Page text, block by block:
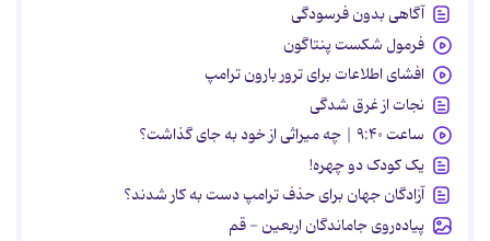
آگاهی بدون فرسودگی
فرمول شکست پنتاگون
افشای اطلاعات برای ترور بارون ترامپ
نجات از غرق شدگی
ساعت ۹:۴۰ | چه میراثی از خود به جای گذاشت؟
یک کودک دو چهره!
آزادگان جهان برای حذف ترامپ دست به کار شدند؟
پیاده‌روی جاماندگان اربعین - قم